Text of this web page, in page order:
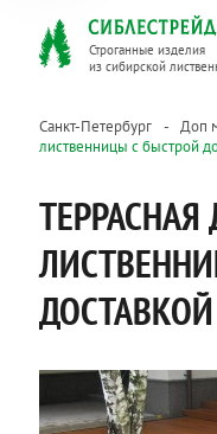
Строганные изделия
из сибирской
Санкт-Петербург Доп
лиственницы с быстрой
ТЕРРАСНАЯ